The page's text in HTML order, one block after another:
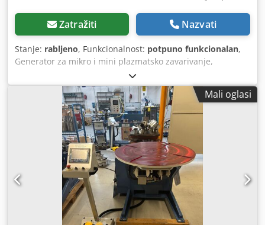
Zatražiti Nazvati
Stanje: rabljeno, Funkcionalnost: potpuno funkcionalan,
Generator za mikro i mini plazmatsko zavarivanje,
kompletan s plamenikom i kablovima za napajanje.
Zavarivanje nehrđajućeg čelika, debljine od 0,5 do 1,00
mm. Dkedpfx Aozlud Eedrsr Napajanje 380-41,5 V (12 A).
Maksimalna struja zavarivanja 150 A, brzina od 5 do 10
Mali oglasi